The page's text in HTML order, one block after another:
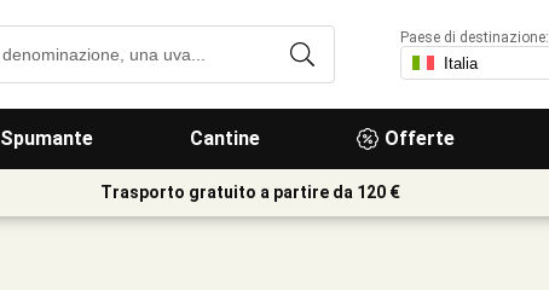
Spumante Cantine Offerte
Paese di destinazione:
Trasporto gratuito a partire da 120 €